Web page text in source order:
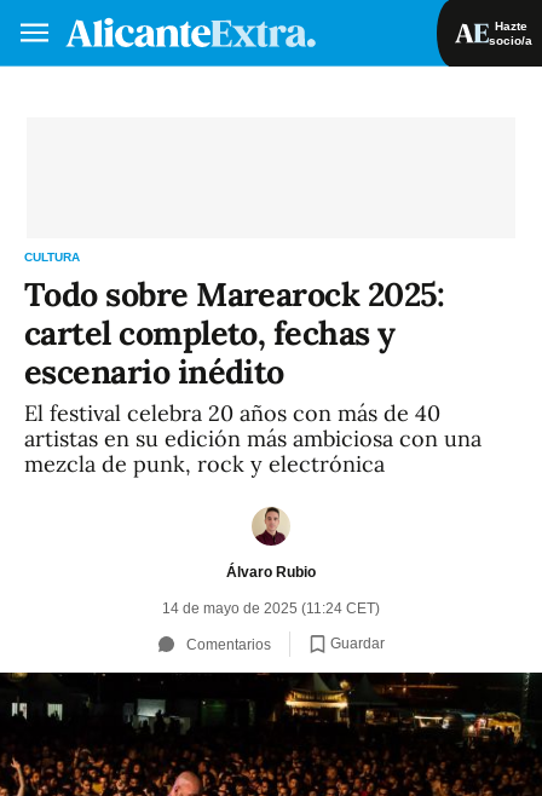
Hazte
socio/a
CULTURA
Todo sobre Marearock 2025:
cartel completo, fechas y
escenario inédito
El festival celebra 20 años con más de 40
artistas en su edición más ambiciosa con una
mezcla de punk, rock y electrónica
Álvaro Rubio
14 de mayo de 2025 (11:24 CET)
Comentarios Guardar